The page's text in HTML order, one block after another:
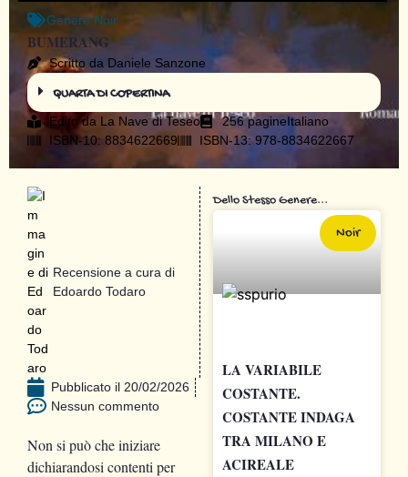
Genere Noir
BUMERANG
Scritto da Daniele Sanzone
QUARTA DI COPERTINA
Edito da La Nave di Teseo 256 pagineItaliano
ISBN-10: 8834622669
ISBN-13: 978-8834622667
Recensione a cura di
Edoardo Todaro
Pubblicato il 20/02/2026
Nessun commento
Non si può che iniziare
dichiarandosi contenti per
Dello Stesso Genere...
Noir
LA VARIABILE
COSTANTE.
COSTANTE INDAGA
TRA MILANO E
ACIREALE